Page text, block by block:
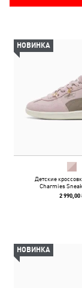
НОВИНКА
Детские
Charmies
2 990,00
НОВИНКА